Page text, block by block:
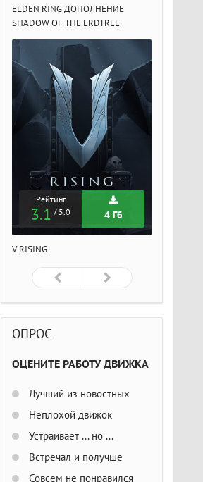
ELDEN RING ДОПОЛНЕНИЕ
SHADOW OF THE ERDTREE
Рейтинг
3.1 / 5.0 4 Гб
V RISING
ОПРОС
ОЦЕНИТЕ РАБОТУ ДВИЖКА
Лучший из новостных
Неплохой движок
Устраивает ... но ...
Встречал и получше
Совсем не понравился